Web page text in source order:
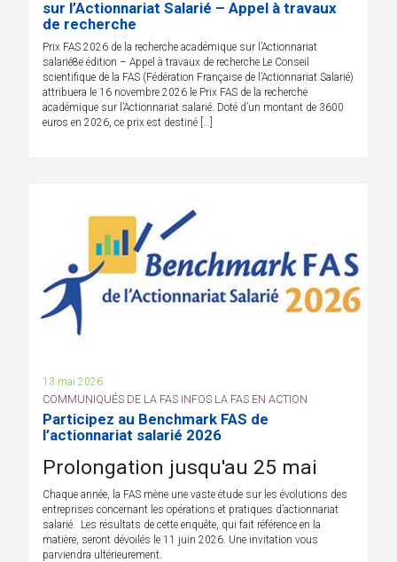
sur l’Actionnariat Salarié – Appel à travaux
de recherche
Prix FAS 2026 de la recherche académique sur l’Actionnariat
salarié8e édition – Appel à travaux de recherche Le Conseil
scientifique de la FAS (Fédération Française de l’Actionnariat Salarié)
attribuera le 16 novembre 2026 le Prix FAS de la recherche
académique sur l’Actionnariat salarié. Doté d’un montant de 3600
euros en 2026, ce prix est destiné […]
13 mai 2026
COMMUNIQUÉS DE LA FAS INFOS LA FAS EN ACTION
Participez au Benchmark FAS de
l’actionnariat salarié 2026
Prolongation jusqu'au 25 mai
Chaque année, la FAS mène une vaste étude sur les évolutions des
entreprises concernant les opérations et pratiques d’actionnariat
salarié. Les résultats de cette enquête, qui fait référence en la
matière, seront dévoilés le 11 juin 2026. Une invitation vous
parviendra ultérieurement.